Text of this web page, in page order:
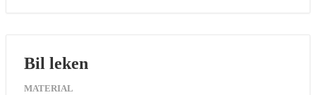
Bil leken
MATERIAL